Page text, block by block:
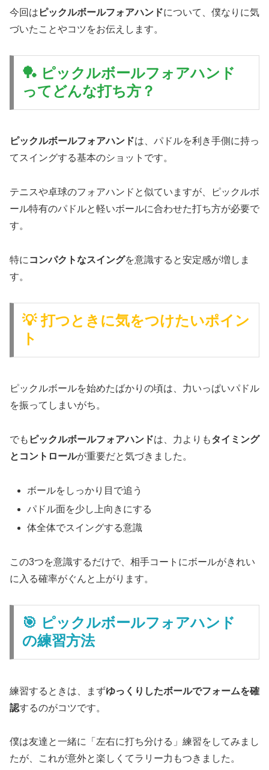
今回は ピックルボールフォアハンドについて、僕なりに気
づいたことやコツをお伝えします。
🏓 ピックルボールフォアハンド
ってどんな打ち方？
ピックルボールフォアハンドは、パドルを利き手側に持っ
てスイングする基本のショットです。
テニスや卓球のフォアハンドと似ていますが、ピックルボ
ール特有のパドルと軽いボールに合わせた打ち方が必要で
す。
特に コンパクトなスイングを意識すると安定感が増しま
す。
💡 打つときに気をつけたいポイン
ト
ピックルボールを始めたばかりの頃は、力いっぱいパドル
を振ってしまいがち。
でも ピックルボールフォアハンドは、力よりもタイミング
とコントロールが重要だと気づきました。
ボールをしっかり目で追う
パドル面を少し上向きにする
体全体でスイングする意識
この3つを意識するだけで、相手コートにボールがきれい
に入る確率がぐんと上がります。
🎯 ピックルボールフォアハンド
の練習方法
練習するときは、まずゆっくりしたボールでフォームを確
認するのがコツです。
僕は友達と一緒に「左右に打ち分ける」練習をしてみまし
たが、これが意外と楽しくてラリー力もつきました。